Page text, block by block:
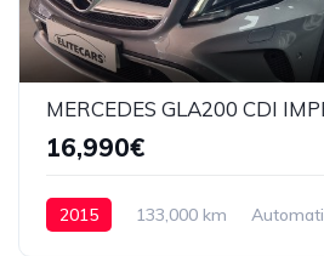
MERCEDES GLA200 CDI
16,990€
2015 133,000 km